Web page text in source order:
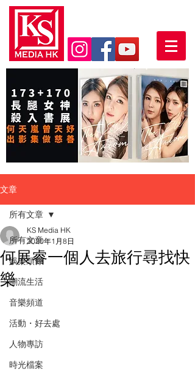
文章
所有文章
娛樂頭條
潮流生活
音樂頻道
活動・好去處
人物專訪
時光檔案
所有文章
何展睿一個人去旅行尋找快
樂
KS Media HK
2020年1月8日